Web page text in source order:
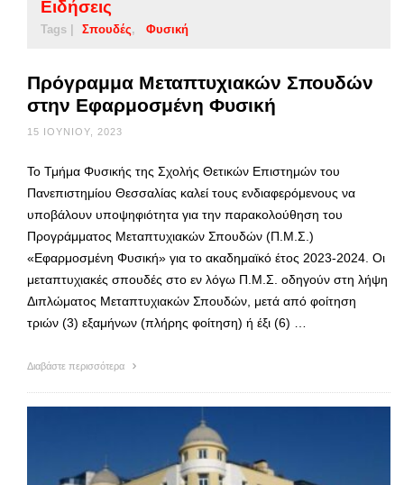
Ειδήσεις
Tags | Σπουδές Φυσική
Πρόγραμμα Μεταπτυχιακών Σπουδών
στην Εφαρμοσμένη Φυσική
15 ΙΟΥΝΊΟΥ, 2023
Το Τμήμα Φυσικής της Σχολής Θετικών Επιστημών του
Πανεπιστημίου Θεσσαλίας καλεί τους ενδιαφερόμενους να
υποβάλουν υποψηφιότητα για την παρακολούθηση του
Προγράμματος Μεταπτυχιακών Σπουδών (Π.Μ.Σ.)
«Εφαρμοσμένη Φυσική» για το ακαδημαϊκό έτος 2023-2024. Οι
μεταπτυχιακές σπουδές στο εν λόγω Π.Μ.Σ. οδηγούν στη λήψη
Διπλώματος Μεταπτυχιακών Σπουδών, μετά από φοίτηση
τριών (3) εξαμήνων (πλήρης φοίτηση) ή έξι (6) …
Διαβάστε περισσότερα